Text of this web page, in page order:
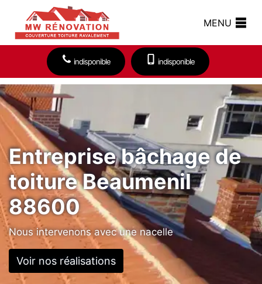
MENU
indisponible indisponible
Entreprise bâchage de
toiture Beaumenil
88600
Nous intervenons avec une nacelle
Voir nos réalisations